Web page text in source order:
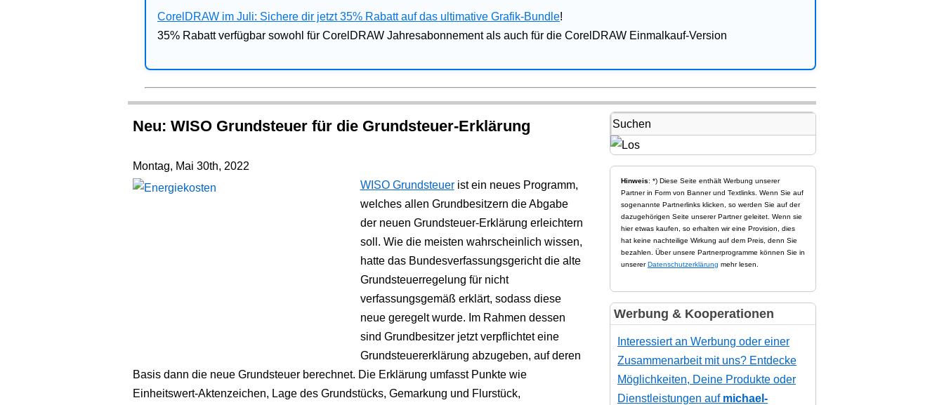
CorelDRAW im Juli: Sichere dir jetzt 35% Rabatt auf das ultimative Grafik-Bundle!
35% Rabatt verfügbar sowohl für CorelDRAW Jahresabonnement als auch für die CorelDRAW Einmalkauf-Version
Neu: WISO Grundsteuer für die Grundsteuer-Erklärung
Montag, Mai 30th, 2022
WISO Grundsteuerist ein neues Programm,
welches allen Grundbesitzern die Abgabe
der neuen Grundsteuer-Erklärung erleichtern
soll. Wie die meisten wahrscheinlich wissen,
hatte das Bundesverfassungsgericht die alte
Grundsteuerregelung für nicht
verfassungsgemäß erklärt, sodass diese
neue geregelt wurde. Im Rahmen dessen
sind Grundbesitzer jetzt verpflichtet eine
Grundsteuererklärung abzugeben, auf deren
Basis dann die neue Grundsteuer berechnet. Die Erklärung umfasst Punkte wie
Einheitswert-Aktenzeichen, Lage des Grundstücks, Gemarkung und Flurstück,
Hinweis: *) Diese Seite enthält Werbung unserer
Partner in Form von Banner und Textlinks. Wenn Sie auf
sogenannte Partnerlinks klicken, so werden Sie auf der
dazugehörigen Seite unserer Partner geleitet. Wenn sie
hier etwas kaufen, so erhalten wir eine Provision, dies
hat keine nachteilige Wirkung auf dem Preis, denn Sie
bezahlen. Über unsere Partnerprogramme können Sie in
unsererDatenschutzerklärung mehr lesen.
Werbung & Kooperationen
Interessiert an Werbung oder einer
Zusammenarbeit mit uns? Entdecke
Möglichkeiten, Deine Produkte oder
Dienstleistungen auf michael-